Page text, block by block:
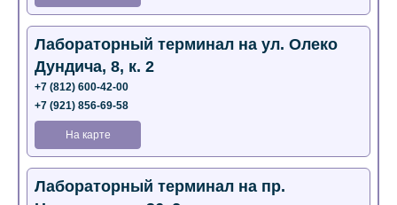
Лабораторный терминал на ул. Олеко
Дундича, 8, к. 2
+7 (812) 600-42-00
+7 (921) 856-69-58
На карте
Лабораторный терминал на пр.